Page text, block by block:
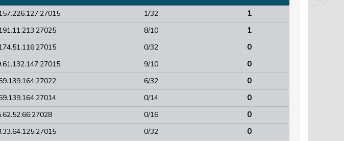
1/32 1
8/10 1
0/32 0
9/10 0
6/32 0
0/14 0
0/16 0
0/32 0